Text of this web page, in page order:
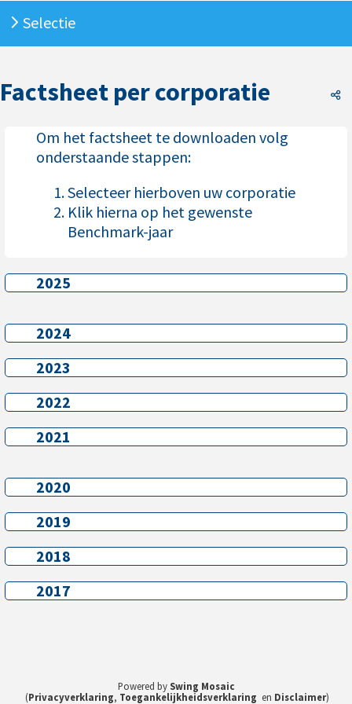
Selectie
Factsheet per corporatie
Om het factsheet te downloaden volg
onderstaande stappen:
Selecteer hierboven uw corporatie
Klik hierna op het gewenste
Benchmark-jaar
2025
2025
2024
2024
2023
2023
2022
2022
2021
2021
2020
2020
2019
2019
2018
2018
2017
2017
Powered by Swing Mosaic
(Privacyverklaring, Toegankelijkheidsverklaring en Disclaimer)